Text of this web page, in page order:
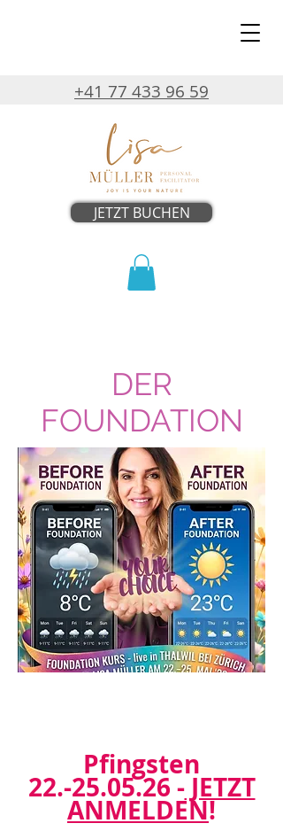
+41 77 433 96 59
JETZT BUCHEN
DER
FOUNDATION
Pfingsten
22.-25.05.26 -JETZT
ANMELDEN!